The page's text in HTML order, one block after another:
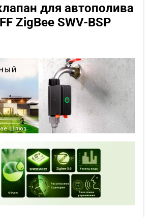
для автополива
ZigBee SWV-BSP